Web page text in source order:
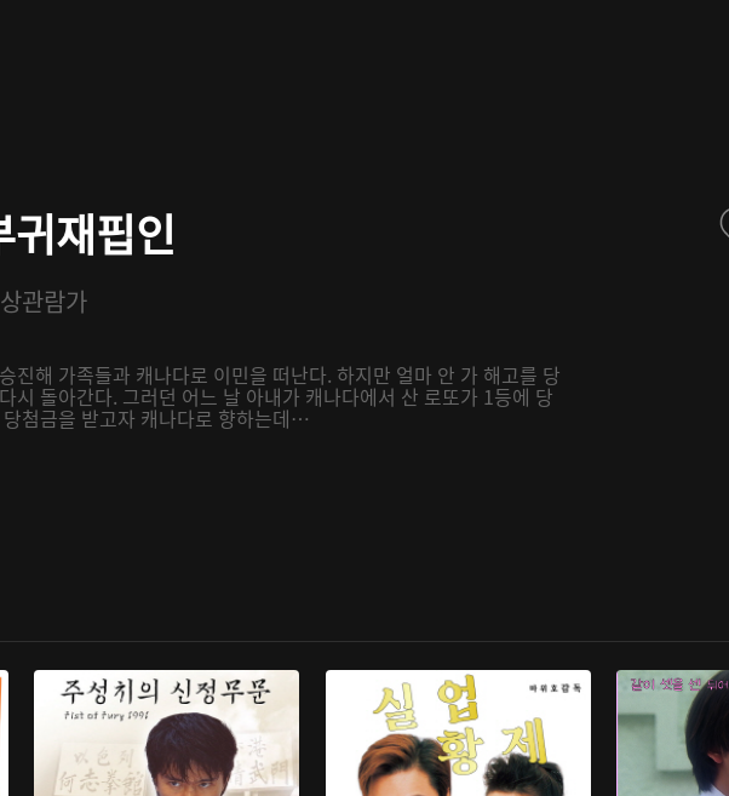
재핍인
관람가
진해 가족들과 캐나다로 이민을 떠난다. 하지만 얼마 안 가 해고를 당
시 돌아간다. 그러던 어느 날 아내가 캐나다에서 산 로또가 1등에 당
첨금을 받고자 캐나다로 향하는데…